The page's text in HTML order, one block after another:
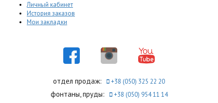
Личный кабинет
История заказов
Мои закладки
отдел продаж: +38 (050) 325 22 20
фонтаны, пруды: +38 (050) 954 11 14